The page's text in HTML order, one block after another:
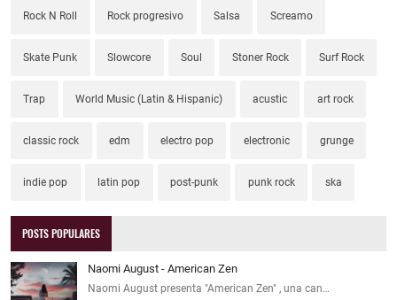
Rock N Roll Rock progresivo Salsa Screamo
Skate Punk Slowcore Soul Stoner Rock Surf Rock
Trap World Music (Latin & Hispanic) acustic art rock
classic rock edm electro pop electronic grunge
indie pop latin pop post-punk punk rock ska
POSTS POPULARES
Naomi August - American Zen
Naomi August presenta "American Zen" , una can…